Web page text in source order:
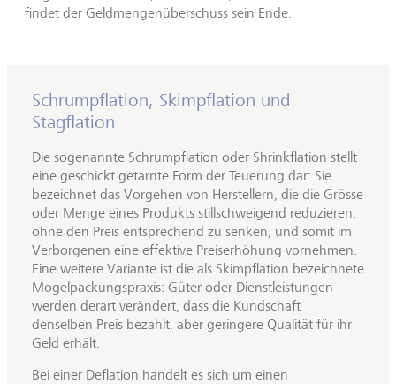
findet der Geldmengenüberschuss sein Ende.
Schrumpflation, Skimpflation und
Stagflation
Die sogenannte Schrumpflation oder Shrinkflation stellt
eine geschickt getarnte Form der Teuerung dar: Sie
bezeichnet das Vorgehen von Herstellern, die die Grösse
oder Menge eines Produkts stillschweigend reduzieren,
ohne den Preis entsprechend zu senken, und somit im
Verborgenen eine effektive Preiserhöhung vornehmen.
Eine weitere Variante ist die als Skimpflation bezeichnete
Mogelpackungspraxis: Güter oder Dienstleistungen
werden derart verändert, dass die Kundschaft
denselben Preis bezahlt, aber geringere Qualität für ihr
Geld erhält.
Bei einer Deflation handelt es sich um einen